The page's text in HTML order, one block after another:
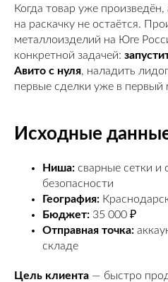
Когда товар уже
на раскачку не остаётся.
металлоизделий на Юге
конкретной задачей:
Авито с нуля, наладить
первые сделки уже в первый
Исходные
Ниша: сварные сетки и
безопасности
География:
Бюджет: 35 000 ₽
Отправная точка:
складе
Цель клиента — быстро